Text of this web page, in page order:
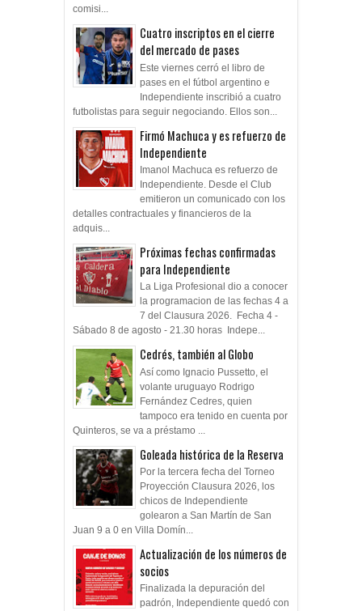
comisi...
Cuatro inscriptos en el cierre
del mercado de pases
Este viernes cerró el libro de
pases en el fútbol argentino e
Independiente inscribió a cuatro
futbolistas para seguir negociando. Ellos son...
Firmó Machuca y es refuerzo de
Independiente
Imanol Machuca es refuerzo de
Independiente. Desde el Club
emitieron un comunicado con los
detalles contractuales y financieros de la
adquis...
Próximas fechas confirmadas
para Independiente
La Liga Profesional dio a conocer
la programacion de las fechas 4 a
7 del Clausura 2026. Fecha 4 -
Sábado 8 de agosto - 21.30 horas Indepe...
Cedrés, también al Globo
Así como Ignacio Pussetto, el
volante uruguayo Rodrigo
Fernández Cedres, quien
tampoco era tenido en cuenta por
Quinteros, se va a préstamo ...
Goleada histórica de la Reserva
Por la tercera fecha del Torneo
Proyección Clausura 2026, los
chicos de Independiente
golearon a San Martín de San
Juan 9 a 0 en Villa Domín...
Actualización de los números de
socios
Finalizada la depuración del
padrón, Independiente quedó con